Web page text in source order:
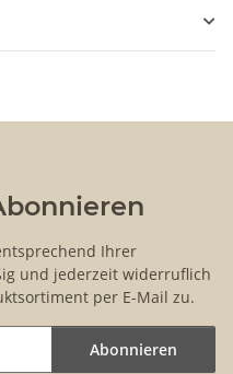
Ihrer
und jederzeit widerruflich
per E-Mail zu.
Abonnieren